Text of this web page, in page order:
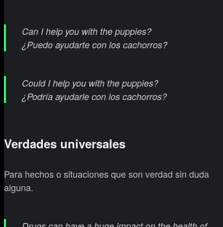
Can I help you with the puppies?
¿Puedo ayudarte con los cachorros?
Could I help you with the puppies?
¿Podría ayudarle con los cachorros?
Verdades universales
Para hechos o situaciones que son verdad sin duda
alguna.